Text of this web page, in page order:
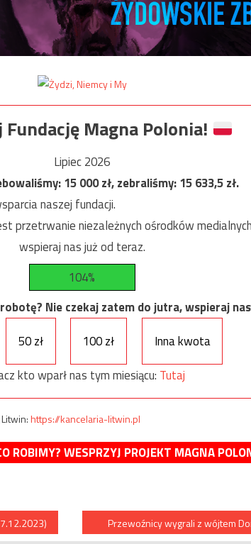
Magna Polonia!
Lipiec 2026
15 000zł, zebraliśmy:15 633,5zł.
naszej fundacji.
przetrwanie niezależnych ośrodków
wspieraj nas już od teraz.
104%
Nie czekaj zatem do jutra, wspieraj
50 zł 100 zł
Inna kwota
kto wparł nas tym miesiącu: Tutaj
https://kancelaria-litwin.pl
ROBIMY? WESPRZYJ PROJEKT MAGNA
Przewoźnicy wygrali z wójtem